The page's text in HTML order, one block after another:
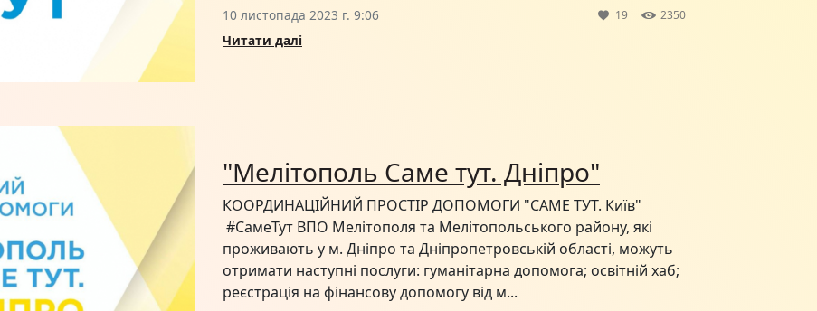
10 листопада 2023 г. 9:06 19 2350
Читати далі
"Мелітополь Саме тут. Дніпро"
КООРДИНАЦІЙНИЙ ПРОСТІР ДОПОМОГИ "САМЕ ТУТ. Київ"
#СамеТут ВПО Мелітополя та Мелітопольського району, які
проживають у м. Дніпро та Дніпропетровській області, можуть
отримати наступні послуги: гуманітарна допомога; освітній хаб;
реєстрація на фінансову допомогу від м...